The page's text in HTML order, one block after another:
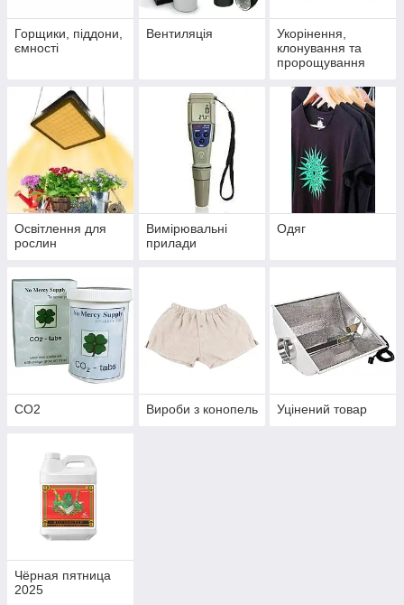
Горщики, піддони,
ємності
Вентиляція
Укорінення,
клонування та
пророщування
Освітлення для
рослин
Вимірювальні
прилади
Одяг
CO2 Вироби з конопель Уцінений товар
Чёрная пятница
2025